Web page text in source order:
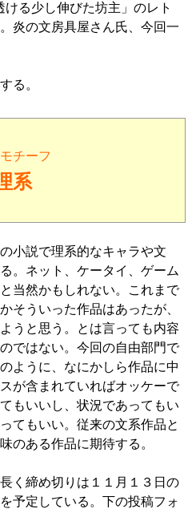
る少し伸びた坊主」のレト
炎の文房具屋さん氏、今回一
る。
チーフ
系
小説で理系的なキャラや文
。ネット、ケータイ、ゲーム
当然かもしれない。これまで
そういった作品はあったが、
うと思う。とは言っても内容
ではない。今回の自由部門で
ように、なにかしら作品に中
が含まれていればオッケーで
もいいし、状況であってもい
てもいい。従来の文系作品と
のある作品に期待する。
く締め切りは１１月１３日の
予定している。下の投稿フォ